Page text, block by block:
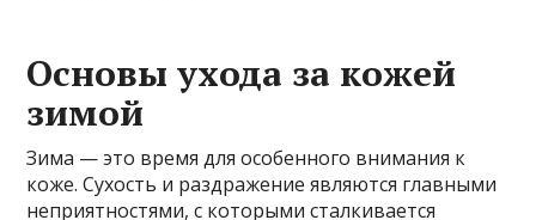
Основы ухода за кожей
зимой
Зима — это время для особенного внимания к
коже. Сухость и раздражение являются главными
неприятностями, с которыми сталкивается